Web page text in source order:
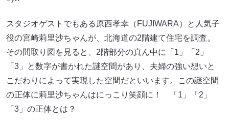
スタジオゲストでもある原西孝幸（FUJIWARA）と人気子
役の宮崎莉里沙ちゃんが、北海道の2階建て住宅を調査。
その間取り図を見ると、2階部分の真ん中に「1」「2」
「3」と数字が書かれた謎空間があり、夫婦の強い想いと
こだわりによって実現した空間だといいます。この謎空間
の正体に莉里沙ちゃんはにっこり笑顔に！ 「1」「2」
「3」の正体とは？